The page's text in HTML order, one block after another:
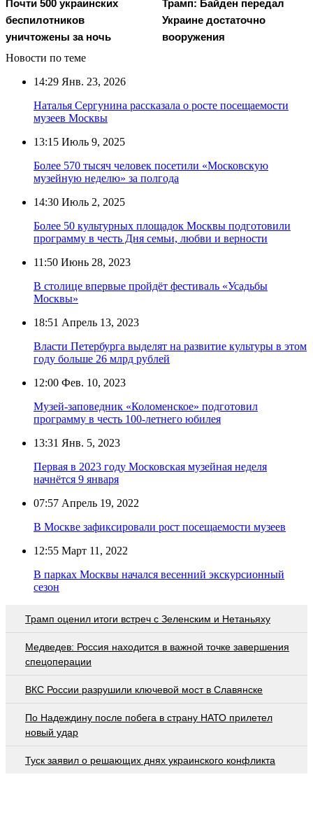
Почти 500 украинских
беспилотников
уничтожены за ночь
Трамп: Байден передал
Украине достаточно
вооружения
Новости по теме
14:29 Янв. 23, 2026
Наталья Сергунина рассказала о росте посещаемости
музеев Москвы
13:15 Июль 9, 2025
Более 570 тысяч человек посетили «Московскую
музейную неделю» за полгода
14:30 Июль 2, 2025
Более 50 культурных площадок Москвы подготовили
программу в честь Дня семьи, любви и верности
11:50 Июнь 28, 2023
В столице впервые пройдёт фестиваль «Усадьбы
Москвы»
18:51 Апрель 13, 2023
Власти Петербурга выделят на развитие культуры в этом
году больше 26 млрд рублей
12:00 Фев. 10, 2023
Музей-заповедник «Коломенское» подготовил
программу в честь 100-летнего юбилея
13:31 Янв. 5, 2023
Первая в 2023 году Московская музейная неделя
начнётся 9 января
07:57 Апрель 19, 2022
В Москве зафиксировали рост посещаемости музеев
12:55 Март 11, 2022
В парках Москвы начался весенний экскурсионный
сезон
Трамп оценил итоги встреч с Зеленским и Нетаньяху
Медведев: Россия находится в важной точке завершения
спецоперации
ВКС России разрушили ключевой мост в Славянске
По Надеждину после побега в страну НАТО прилетел
новый удар
Туск заявил о решающих днях украинского конфликта